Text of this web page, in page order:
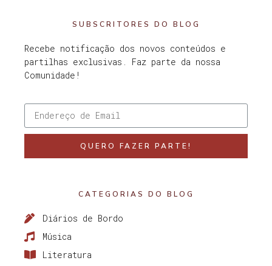
SUBSCRITORES DO BLOG
Recebe notificação dos novos conteúdos e
partilhas exclusivas. Faz parte da nossa
Comunidade!
QUERO FAZER PARTE!
CATEGORIAS DO BLOG
Diários de Bordo
Música
Literatura